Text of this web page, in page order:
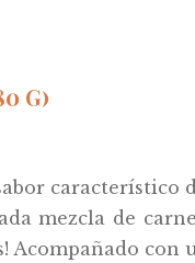
G)
característico
mezcla de
Acompañado